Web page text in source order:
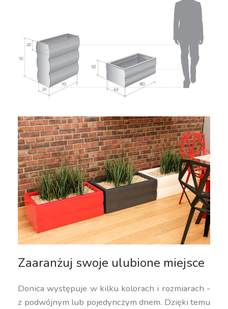
Zaaranżuj swoje ulubione miejsce
Donica występuje w kilku kolorach i rozmiarach -
z podwójnym lub pojedynczym dnem. Dzięki temu